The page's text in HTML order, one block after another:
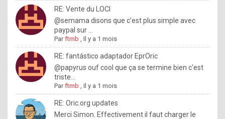
u
w
a
n
t
o
RE: Vente du LOCI
@semama disons que c'est plus simple avec
paypal sur ...
Parftmb ,Il y a 1 mois
RE: fantástico adaptador EprOric
@papyrus ouf cool que ça se termine bien c'est
triste...
Parftmb ,Il y a 1 mois
RE: Oric.org updates
Merci Simon. Effectivement il faut charger le